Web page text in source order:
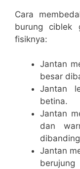
Cara
burung ciblek
fisiknya:
Jantan
besar
Jantan
betina.
Jantan
dan
Jantan